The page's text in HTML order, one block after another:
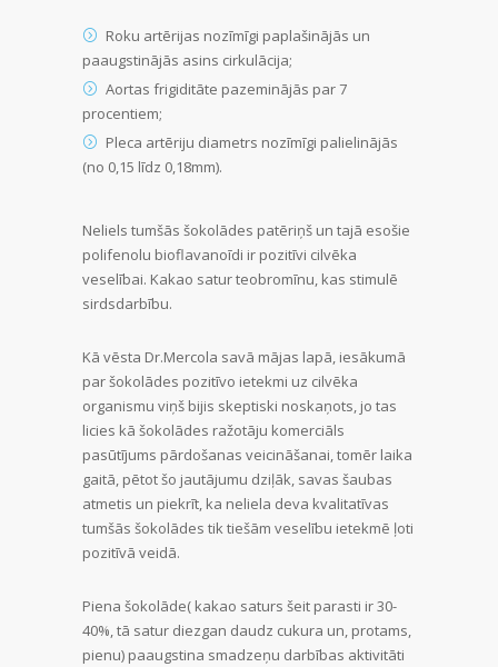
Roku artērijas nozīmīgi paplašinājās un
paaugstinājās asins cirkulācija;
Aortas frigiditāte pazeminājās par 7
procentiem;
Pleca artēriju diametrs nozīmīgi palielinājās
(no 0,15 līdz 0,18mm).
Neliels tumšās šokolādes patēriņš un tajā esošie
polifenolu bioflavanoīdi ir pozitīvi cilvēka
veselībai. Kakao satur teobromīnu, kas stimulē
sirdsdarbību.
Kā vēsta Dr.Mercola savā mājas lapā, iesākumā
par šokolādes pozitīvo ietekmi uz cilvēka
organismu viņš bijis skeptiski noskaņots, jo tas
licies kā šokolādes ražotāju komerciāls
pasūtījums pārdošanas veicināšanai, tomēr laika
gaitā, pētot šo jautājumu dziļāk, savas šaubas
atmetis un piekrīt, ka neliela deva kvalitatīvas
tumšās šokolādes tik tiešām veselību ietekmē ļoti
pozitīvā veidā.
Piena šokolāde( kakao saturs šeit parasti ir 30-
40%, tā satur diezgan daudz cukura un, protams,
pienu) paaugstina smadzeņu darbības aktivitāti